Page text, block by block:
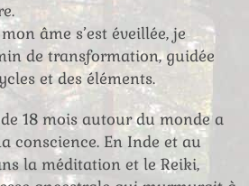
âme s’est éveillée, je
de transformation, guidée
et des éléments.
18 mois autour du monde a
conscience. En Inde et au
la méditation et le Reiki,